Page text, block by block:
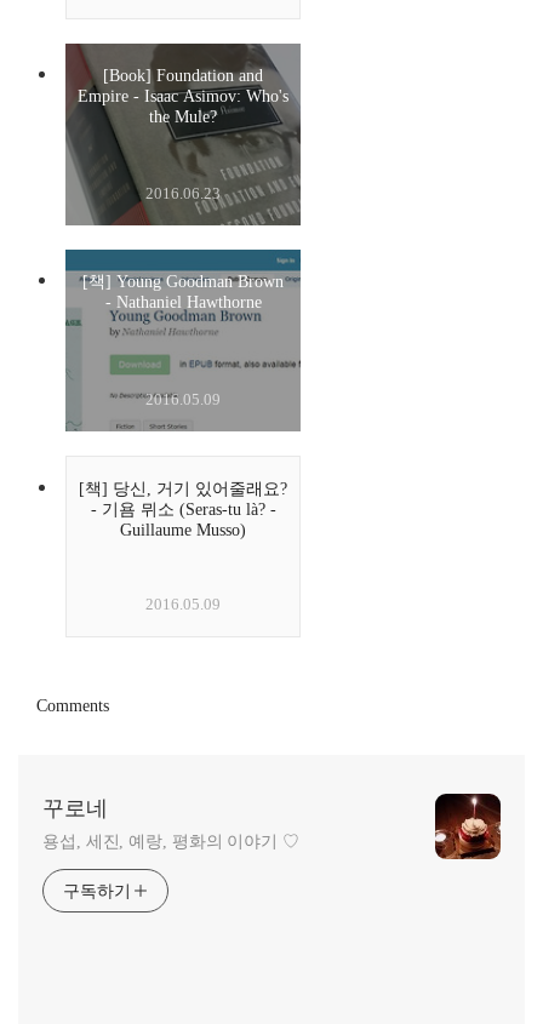
[Book] Foundation and
Empire - Isaac Asimov: Who's
the Mule?
2016.06.23
[책] Young Goodman Brown
- Nathaniel Hawthorne
2016.05.09
[책] 당신, 거기 있어줄래요?
- 기욤 뮈소 (Seras-tu là? -
Guillaume Musso)
2016.05.09
Comments
꾸로네
용섭, 세진, 예랑, 평화의 이야기 ♡
구독하기